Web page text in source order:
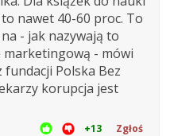
nawet 40-60 proc. To
- jak nazywają to
marketingową - mówi
Polska Bez
korupcja jest
+13 Zgłoś